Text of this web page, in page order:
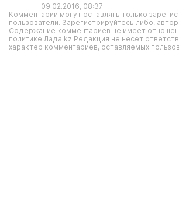
09.02.2016, 08:37
Комментарии могут оставлять только
пользователи. Зарегистрируйтесь либо,
Содержание комментариев не имеет
политике Лада.kz.Редакция не несет
характер комментариев, оставляемых